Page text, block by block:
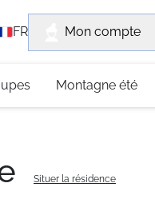
FR Mon compte
Montagne été
Situer la résidence